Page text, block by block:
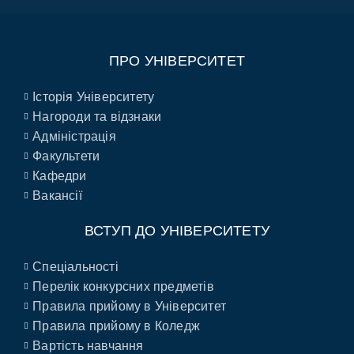
ПРО УНІВЕРСИТЕТ
Історія Університету
Нагороди та відзнаки
Адміністрація
Факультети
Кафедри
Вакансії
ВСТУП ДО УНІВЕРСИТЕТУ
Спеціальності
Перелік конкурсних предметів
Правила прийому в Університет
Правила прийому в Коледж
Вартість навчання